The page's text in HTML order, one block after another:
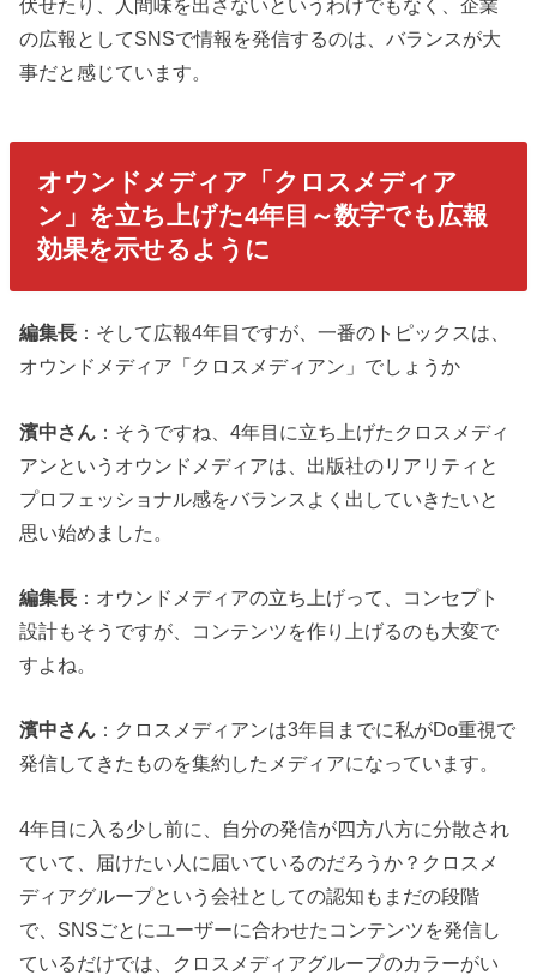
伏せたり、人間味を出さないというわけでもなく、企業
の広報としてSNSで情報を発信するのは、バランスが大
事だと感じています。
オウンドメディア「クロスメディア
ン」を立ち上げた4年目～数字でも広報
効果を示せるように
編集長 ：そして広報4年目ですが、一番のトピックスは、
オウンドメディア「クロスメディアン」でしょうか
濱中さん ：そうですね、4年目に立ち上げたクロスメディ
アンというオウンドメディアは、出版社のリアリティと
プロフェッショナル感をバランスよく出していきたいと
思い始めました。
編集長 ：オウンドメディアの立ち上げって、コンセプト
設計もそうですが、コンテンツを作り上げるのも大変で
すよね。
濱中さん ：クロスメディアンは3年目までに私がDo重視で
発信してきたものを集約したメディアになっています。
4年目に入る少し前に、自分の発信が四方八方に分散され
ていて、届けたい人に届いているのだろうか？クロスメ
ディアグループという会社としての認知もまだの段階
で、SNSごとにユーザーに合わせたコンテンツを発信し
ているだけでは、クロスメディアグループのカラーがい